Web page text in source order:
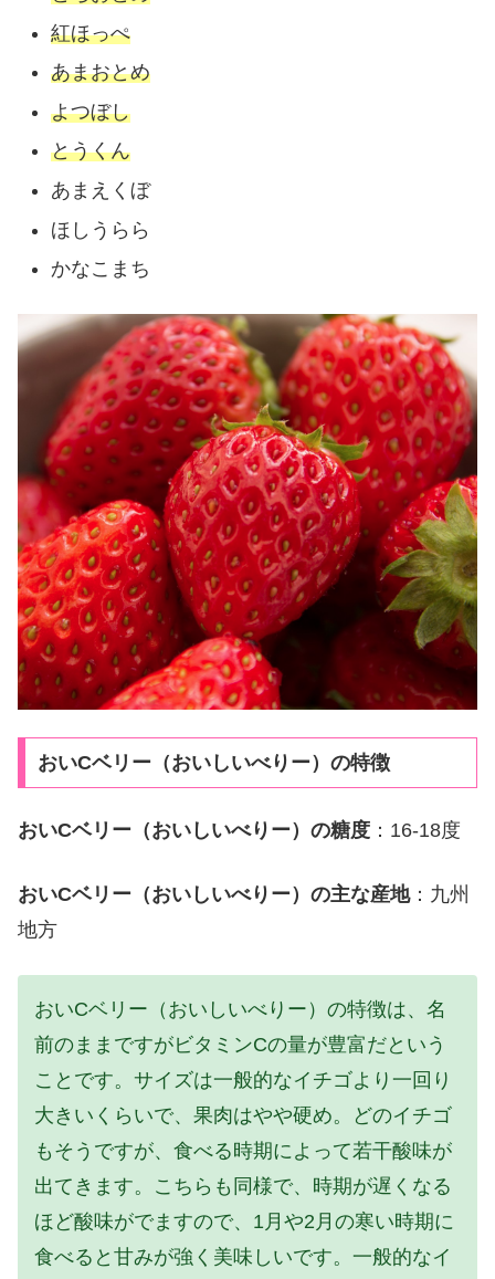
紅ほっぺ
あまおとめ
よつぼし
とうくん
あまえくぼ
ほしうらら
かなこまち
おいCベリー（おいしいべりー）の特徴
おいCベリー（おいしいべりー）の糖度 ：16-18度
おいCベリー（おいしいべりー）の主な産地：九州
地方
おいCベリー（おいしいべりー）の特徴は、名
前のままですがビタミンCの量が豊富だという
ことです。サイズは一般的なイチゴより一回り
大きいくらいで、果肉はやや硬め。どのイチゴ
もそうですが、食べる時期によって若干酸味が
出てきます。こちらも同様で、時期が遅くなる
ほど酸味がでますので、1月や2月の寒い時期に
食べると甘みが強く美味しいです。一般的なイ